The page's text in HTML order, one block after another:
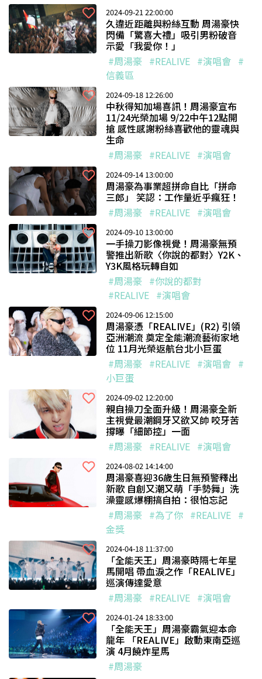
2024-09-21 22:00:00
久違近距離與粉絲互動 周湯豪快
閃備「驚喜大禮」吸引男粉破音
示愛「我愛你！」
#周湯豪 #REALIVE #演唱會 #
信義區
2024-09-18 12:26:00
中秋得知加場喜訊！周湯豪宣布
11/24光榮加場 9/22中午12點開
搶 感性感謝粉絲喜歡他的靈魂與
生命
#周湯豪 #REALIVE #演唱會
2024-09-14 13:00:00
周湯豪為事業超拼命自比「拼命
三郎」 笑認：工作量近乎瘋狂！
#周湯豪 #REALIVE #演唱會
2024-09-10 13:00:00
一手操刀影像視覺！周湯豪無預
警推出新歌〈你說的都對〉Y2K、
Y3K風格玩轉自如
#周湯豪 #你說的都對
#REALIVE #演唱會
2024-09-06 12:15:00
周湯豪憑「REALIVE」(R2) 引領
亞洲潮流 奠定全能潮流藝術家地
位 11月光榮返航台北小巨蛋
#周湯豪 #REALIVE #演唱會 #
小巨蛋
2024-09-02 12:20:00
親自操刀全面升級！周湯豪全新
主視覺最潮鋼牙又欲又帥 咬牙苦
撐曝「細節控」一面
#周湯豪 #REALIVE #演唱會
2024-08-02 14:14:00
周湯豪喜迎36歲生日無預警釋出
新歌 自創又潮又萌「手勢舞」洗
澡靈感爆棚搞自拍：很怕忘記
#周湯豪 #為了你 #REALIVE #
金獎
2024-04-18 11:37:00
「全能天王」周湯豪時隔七年星
馬開唱 帶血淚之作「REALIVE」
巡演傳達愛意
#周湯豪 #REALIVE #演唱會
2024-01-24 18:33:00
「全能天王」周湯豪霸氣迎本命
龍年 「REALIVE」啟動東南亞巡
演 4月饒炸星馬
#周湯豪